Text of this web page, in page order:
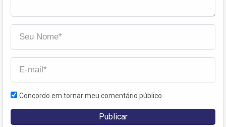
Concordo em tornar meu comentário público